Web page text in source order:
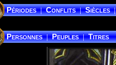
Périodes | Conflits | Siècles |
Personnes | Peuples | Titres